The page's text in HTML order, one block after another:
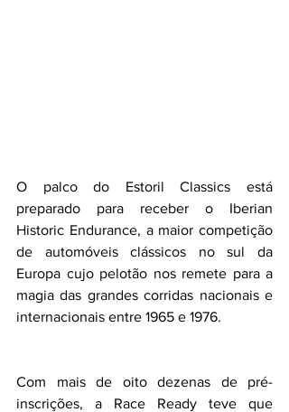
O palco do Estoril Classics está
preparado para receber o Iberian
Historic Endurance, a maior competição
de automóveis clássicos no sul da
Europa cujo pelotão nos remete para a
magia das grandes corridas nacionais e
internacionais entre 1965 e 1976.
Com mais de oito dezenas de pré-
inscrições, a Race Ready teve que